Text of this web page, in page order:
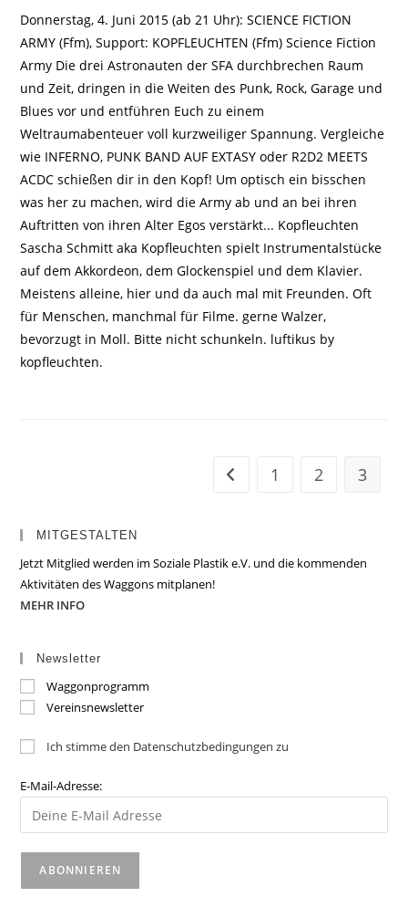
Donnerstag, 4. Juni 2015 (ab 21 Uhr): SCIENCE FICTION
ARMY (Ffm), Support: KOPFLEUCHTEN (Ffm) Science Fiction
Army Die drei Astronauten der SFA durchbrechen Raum
und Zeit, dringen in die Weiten des Punk, Rock, Garage und
Blues vor und entführen Euch zu einem
Weltraumabenteuer voll kurzweiliger Spannung. Vergleiche
wie INFERNO, PUNK BAND AUF EXTASY oder R2D2 MEETS
ACDC schießen dir in den Kopf! Um optisch ein bisschen
was her zu machen, wird die Army ab und an bei ihren
Auftritten von ihren Alter Egos verstärkt... Kopfleuchten
Sascha Schmitt aka Kopfleuchten spielt Instrumentalstücke
auf dem Akkordeon, dem Glockenspiel und dem Klavier.
Meistens alleine, hier und da auch mal mit Freunden. Oft
für Menschen, manchmal für Filme. gerne Walzer,
bevorzugt in Moll. Bitte nicht schunkeln. luftikus by
kopfleuchten.
Zur vorherigen Seite
1 2 3
MITGESTALTEN
Jetzt Mitglied werden im Soziale Plastik e.V. und die kommenden
Aktivitäten des Waggons mitplanen!
MEHR INFO
Newsletter
Waggonprogramm
Vereinsnewsletter
Ich stimme den Datenschutzbedingungen zu
E-Mail-Adresse: